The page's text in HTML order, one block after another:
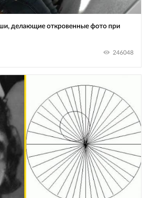
делающие откровенные фото при
246048